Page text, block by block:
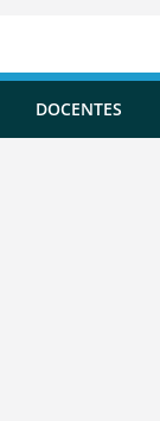
DOCENTES